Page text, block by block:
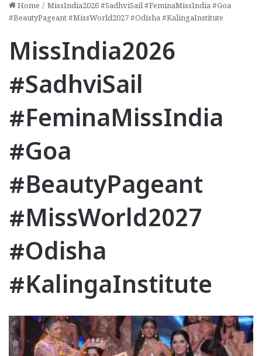
Home / MissIndia2026 #SadhviSail #FeminaMissIndia #Goa
#BeautyPageant #MissWorld2027 #Odisha #KalingaInstitute
MissIndia2026
#SadhviSail
#FeminaMissIndia
#Goa
#BeautyPageant
#MissWorld2027
#Odisha
#KalingaInstitute